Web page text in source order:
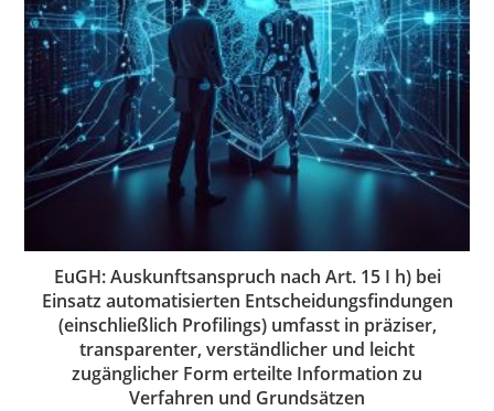
EuGH: Auskunftsanspruch nach Art. 15 I h) bei
Einsatz automatisierten Entscheidungsfindungen
(einschließlich Profilings) umfasst in präziser,
transparenter, verständlicher und leicht
zugänglicher Form erteilte Information zu
Verfahren und Grundsätzen